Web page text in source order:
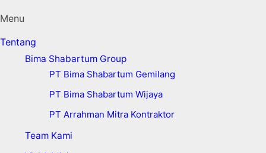
Menu
Tentang
Bima Shabartum Group
PT Bima Shabartum Gemilang
PT Bima Shabartum Wijaya
PT Arrahman Mitra Kontraktor
Team Kami